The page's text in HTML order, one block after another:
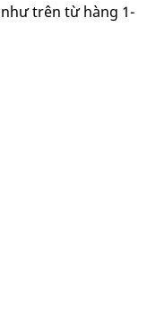
trên từ hàng 1-